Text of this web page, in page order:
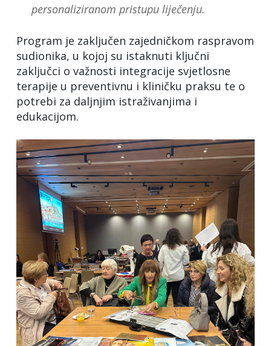
personaliziranom pristupu liječenju.
Program je zaključen zajedničkom raspravom
sudionika, u kojoj su istaknuti ključni
zaključci o važnosti integracije svjetlosne
terapije u preventivnu i kliničku praksu te o
potrebi za daljnjim istraživanjima i
edukacijom.